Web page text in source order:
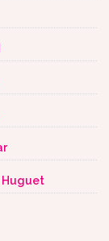
Huguet